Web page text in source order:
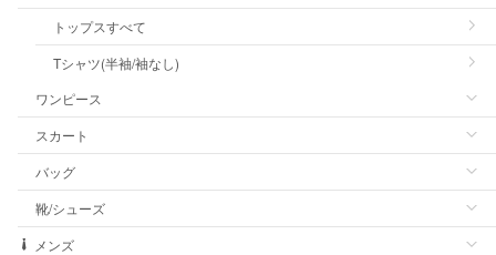
トップスすべて
Tシャツ(半袖/袖なし)
ワンピース
スカート
バッグ
靴/シューズ
メンズ